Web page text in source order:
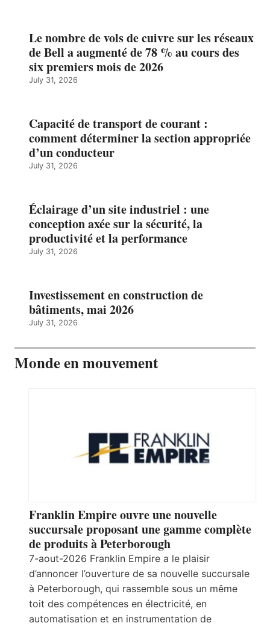
Le nombre de vols de cuivre sur les réseaux
de Bell a augmenté de 78 % au cours des
six premiers mois de 2026
July 31, 2026
Capacité de transport de courant :
comment déterminer la section appropriée
d’un conducteur
July 31, 2026
Éclairage d’un site industriel : une
conception axée sur la sécurité, la
productivité et la performance
July 31, 2026
Investissement en construction de
bâtiments, mai 2026
July 31, 2026
Monde en mouvement
Franklin Empire ouvre une nouvelle
succursale proposant une gamme complète
de produits à Peterborough
7-aout-2026 Franklin Empire a le plaisir
d’annoncer l’ouverture de sa nouvelle succursale
à Peterborough, qui rassemble sous un même
toit des compétences en électricité, en
automatisation et en instrumentation de